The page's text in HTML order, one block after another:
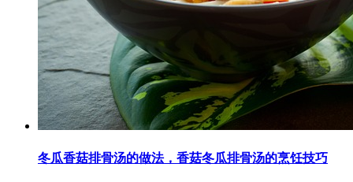
冬瓜香菇排骨汤的做法，香菇冬瓜排骨汤的烹饪技巧